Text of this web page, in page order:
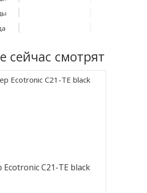
сейчас смотрят
Ecotronic C21-TE black